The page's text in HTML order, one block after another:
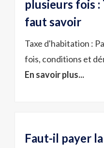
plusieurs fois :
faut savoir
Taxe d'habitation :
fois, conditions et
En savoir plus...
Faut-il payer